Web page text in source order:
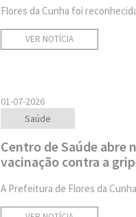
Flores da Cunha foi
VER NOTÍCIA
01-07-2026
Saúde
Centro de Saúde abre
vacinação contra a
A Prefeitura de Flores da